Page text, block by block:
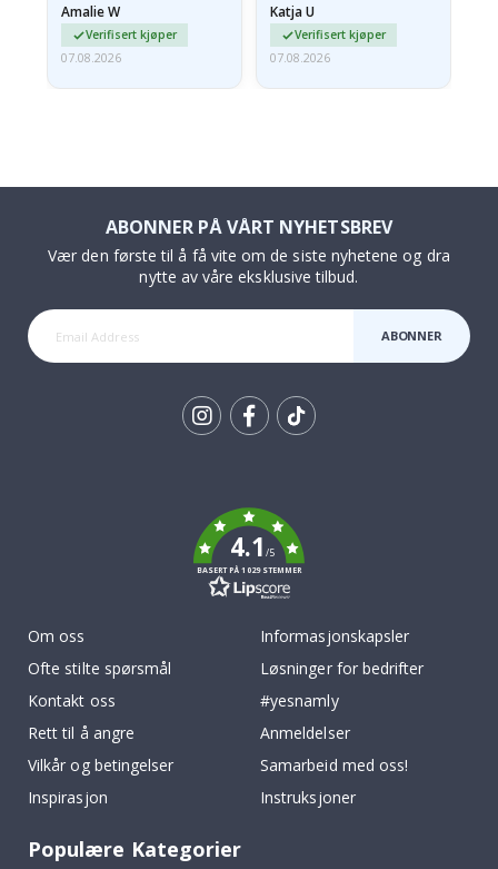
Amalie W
Verifisert kjøper
07.08.2026
Katja U
Verifisert kjøper
07.08.2026
ABONNER PÅ VÅRT NYHETSBREV
Vær den første til å få vite om de siste nyhetene og dra
nytte av våre eksklusive tilbud.
ABONNER
4.1/5
BASERT PÅ 1029 STEMMER
Om oss
Ofte stilte spørsmål
Kontakt oss
Rett til å angre
Vilkår og betingelser
Inspirasjon
Informasjonskapsler
Løsninger for bedrifter
#yesnamly
Anmeldelser
Samarbeid med oss!
Instruksjoner
Populære Kategorier